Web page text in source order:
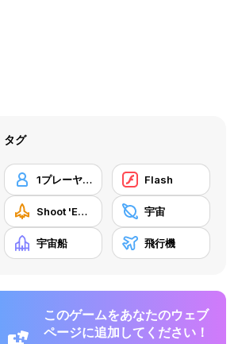
タグ
1プレーヤー Flash
Shoot 'Em Up 宇宙
宇宙船 飛行機
このゲームをあなたのウェブ
ページに追加してください！